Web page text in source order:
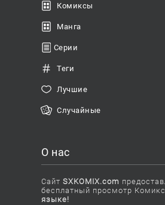
Комиксы
Манга
Серии
Теги
Лучшие
Случайные
О нас
Сайт SXKOMIX.com
бесплатный просмотр
языке!